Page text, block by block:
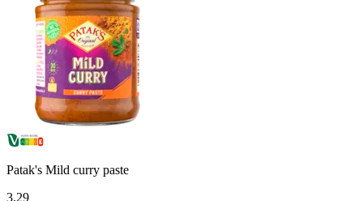
Patak's Mild curry paste
3.29